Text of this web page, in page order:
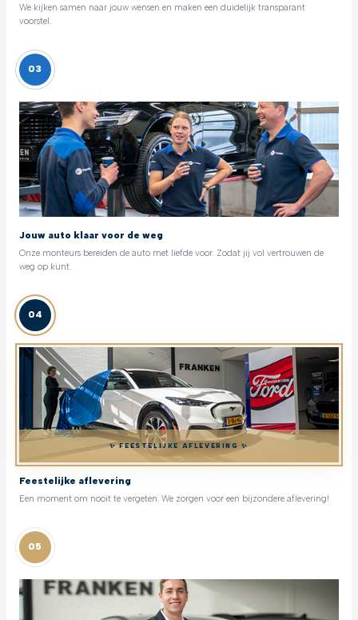
We kijken samen naar jouw wensen en maken een duidelijk transparant
voorstel.
03
Jouw auto klaar voor de weg
Onze monteurs bereiden de auto met liefde voor. Zodat jij vol vertrouwen de
weg op kunt.
04
✨ FEESTELIJKE AFLEVERING ✨
Feestelijke aflevering
Een moment om nooit te vergeten. We zorgen voor een bijzondere aflevering!
05